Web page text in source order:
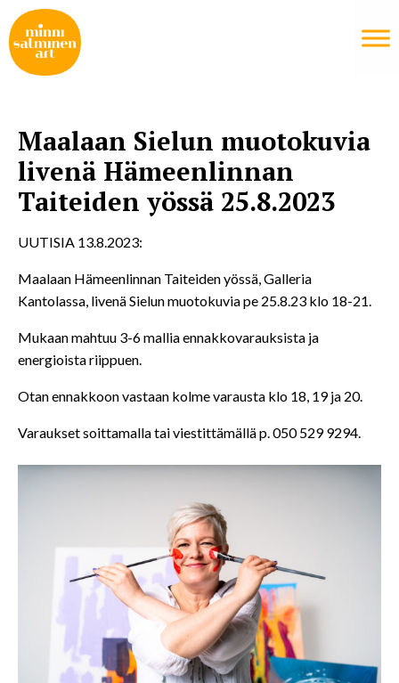
Maalaan Sielun muotokuvia
livenä Hämeenlinnan
Taiteiden yössä 25.8.2023
UUTISIA 13.8.2023:
Maalaan Hämeenlinnan Taiteiden yössä, Galleria
Kantolassa, livenä Sielun muotokuvia pe 25.8.23 klo 18-21.
Mukaan mahtuu 3-6 mallia ennakkovarauksista ja
energioista riippuen.
Otanennakkoon vastaan kolme varausta klo 18, 19 ja 20.
Varaukset soittamalla tai viestittämällä p. 050 529 9294.